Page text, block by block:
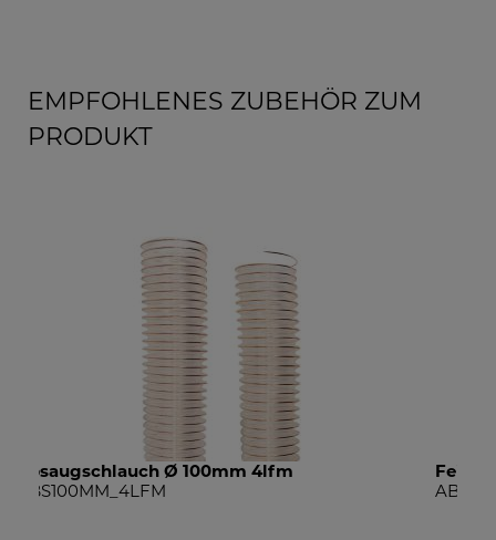
EMPFOHLENES ZUBEHÖR ZUM
PRODUKT
Feinstaubfilter
ABSFF1